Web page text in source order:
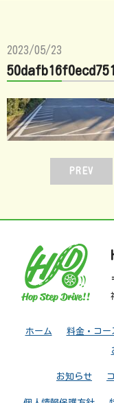
2023/05/23
PREV
ホーム 料金・コー
お知らせ